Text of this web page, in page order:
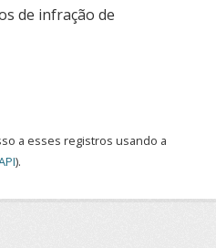
de infração de
a esses registros usando a
).